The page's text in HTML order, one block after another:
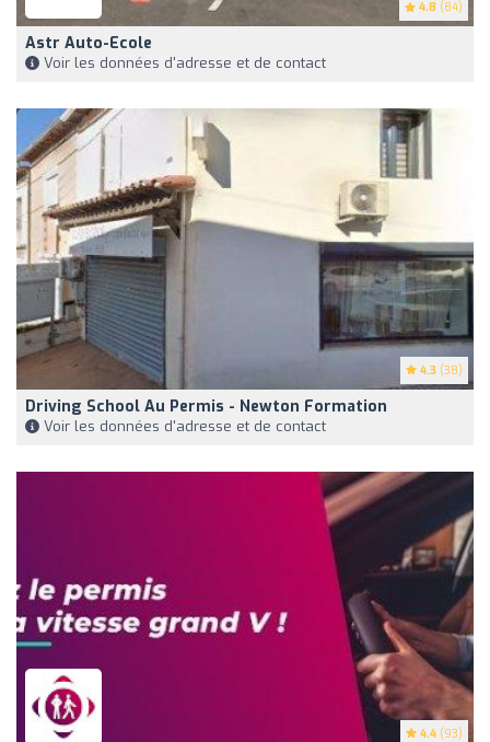
4.8 (84)
Astr Auto-Ecole
Voir les données d'adresse et de contact
4.3 (38)
Driving School Au Permis - Newton Formation
Voir les données d'adresse et de contact
4.4 (93)